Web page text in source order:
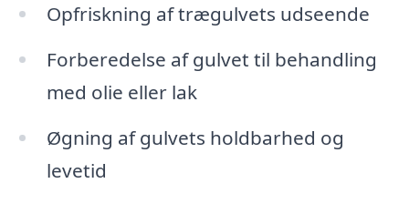
Opfriskning af trægulvets udseende
Forberedelse af gulvet til behandling
med olie eller lak
Øgning af gulvets holdbarhed og
levetid